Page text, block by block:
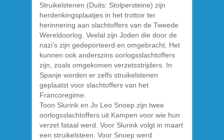
Struikelstenen (Duits: Stolpersteine) zijn
herdenkingsplaatjes in het trottoir ter
herinnering aan slachtoffers van de Tweede
Wereldoorlog. Veelal zijn Joden die door de
nazi’s zijn gedeporteerd en omgebracht. Het
kunnen ook anderszins oorlogsslachtoffers
zijn, zoals omgekomen verzetsstrijders. In
Spanje worden er zelfs struikelstenen
geplaatst voor slachtoffers van het
Francoregime.
Toon Slurink en Jo Leo Snoep zijn twee
oorlogsslachtoffers uit Kampen voor wie hun
verzet fataal werd. Voor Slurink volgt in maart
een struikelsteen. Voor Snoep werd